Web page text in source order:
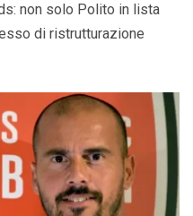
non solo Polito in lista
di ristrutturazione